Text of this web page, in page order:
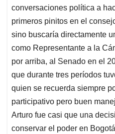
conversaciones política a
primeros pinitos en el
sino buscaría directamente
como Representante a la
por arriba, al Senado en el
que durante tres períodos
quien se recuerda siempre
participativo pero buen
Arturo fue casi que una
conservar el poder en